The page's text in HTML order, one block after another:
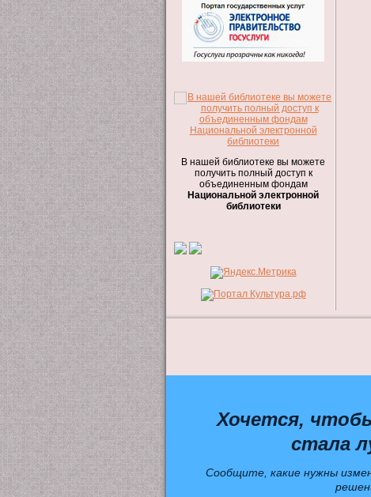
В нашей библиотеке вы можете
получить полный доступ к
объединенным фондам
Национальной электронной
библиотеки
Хочется,
стала
Сообщите, какие нужны